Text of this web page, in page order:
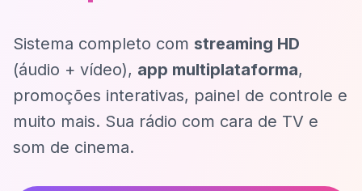
Sistema completo com streaming HD
(áudio + vídeo), app multiplataforma,
promoções interativas, painel de controle e
muito mais. Sua rádio com cara de TV e
som de cinema.